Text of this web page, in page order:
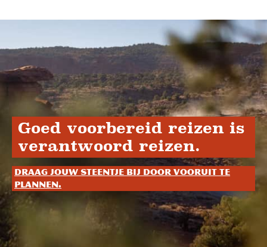
Goed voorbereid reizen is
verantwoord reizen.
Draag jouw steentje bij door vooruit te
plannen.